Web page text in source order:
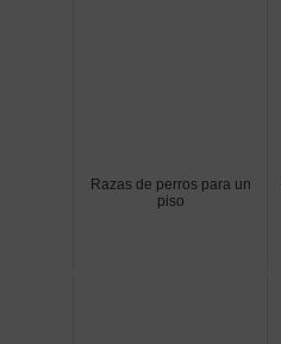
Razas de perros para un
piso